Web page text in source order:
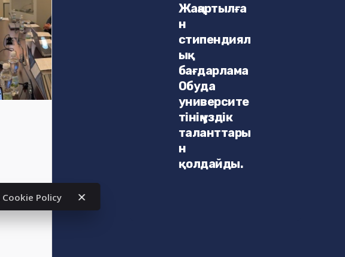
Жаңартылға
н
стипендиял
ық
бағдарлама
Обуда
университе
тінің үздік
таланттары
н
қолдайды.
Cookie Policy